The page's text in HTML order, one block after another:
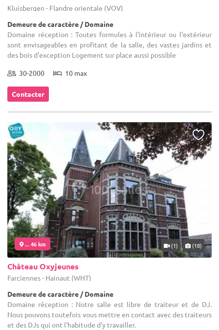
Kluisbergen - Flandre orientale (VOV)
Demeure de caractère / Domaine
Domaine réception : Toutes formules à l'intérieur ou l'extérieur
sont envisageables en profitant de la salle, des vastes jardins et
des bois d'exception Logement sur place aussi possible
30-2000 10 max
Contacter
... 46 km (1) (18)
Château Oxyjeunes
Farciennes - Hainaut (WHT)
Demeure de caractère / Domaine
Domaine réception : Notre salle est libre de traiteur et de DJ.
Nous pouvons toutefois vous mettre en contact avec des traiteurs
et des DJs qui ont l'habitude d'y travailler.